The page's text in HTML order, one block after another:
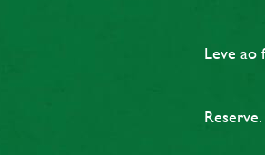
Leve ao
Reserve.